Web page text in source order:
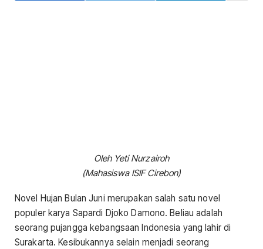
Oleh Yeti Nurzairoh
(Mahasiswa ISIF Cirebon)
Novel Hujan Bulan Juni merupakan salah satu novel
populer karya Sapardi Djoko Damono. Beliau adalah
seorang pujangga kebangsaan Indonesia yang lahir di
Surakarta. Kesibukannya selain menjadi seorang